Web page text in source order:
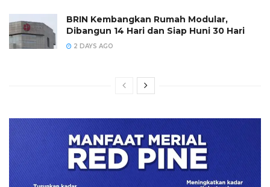
BRIN Kembangkan Rumah Modular,
Dibangun 14 Hari dan Siap Huni 30 Hari
2 DAYS AGO